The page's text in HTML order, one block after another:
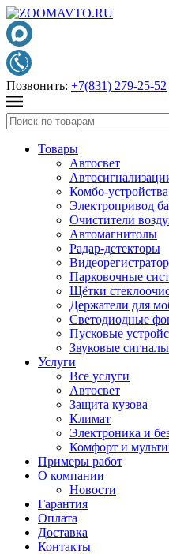
Позвонить: +7(831) 279-25-52
Товары
Автосвет
Комбо-устройства
Электропривод
Очистители
Автомагнитолы
Радар-детекторы
Парковочные
Щётки
Держатели для
Светодиодные
Пусковые
Звуковые сигналы
Услуги
Все услуги
Автосвет
Защита кузова
Климат
Электроника и
Комфорт и
Примеры работ
О компании
Новости
Гарантия
Оплата
Доставка
Контакты